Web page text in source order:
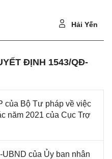
Hải Yến
ĐỊNH 1543/QĐ-
của Bộ Tư pháp về việc
năm 2021 của Cục Trợ
của Ủy ban nhân